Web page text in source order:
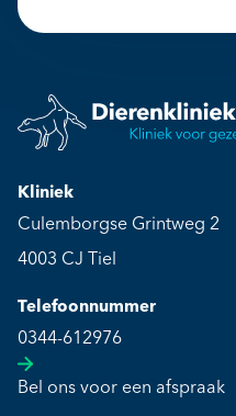
Kliniek
Culemborgse Grintweg 2
4003 CJ Tiel
Telefoonnummer
0344-612976
Bel ons voor een afspraak